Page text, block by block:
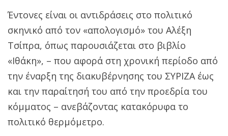
Έντονες είναι οι αντιδράσεις στο πολιτικό
σκηνικό από τον «απολογισμό» του Αλέξη
Τσίπρα, όπως παρουσιάζεται στο βιβλίο
«Ιθάκη», – που αφορά στη χρονική περίοδο από
την έναρξη της διακυβέρνησης του ΣΥΡΙΖΑ έως
και την παραίτησή του από την προεδρία του
κόμματος – ανεβάζοντας κατακόρυφα το
πολιτικό θερμόμετρο.